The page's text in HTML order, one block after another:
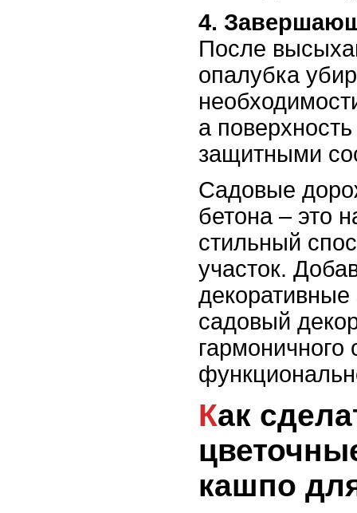
4.
После
опалубка
а
защитными
Садовые
бетона – это
стильный
участок.
садовый
гармоничного
Как сделать бетонные
кашпо